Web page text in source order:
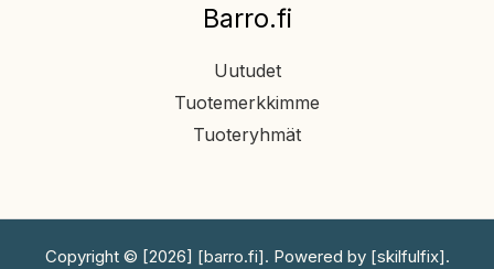
Barro.fi
Uutudet
Tuotemerkkimme
Tuoteryhmät
Copyright © [2026] [barro.fi]. Powered by [skilfulfix].